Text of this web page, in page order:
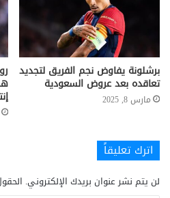
برشلونة يفاوض نجم الفريق لتجديد
تعاقده بعد عروض السعودية
مارس 8, 2025
اترك تعليقاً
لن يتم نشر عنوان بريدك الإلكتروني.